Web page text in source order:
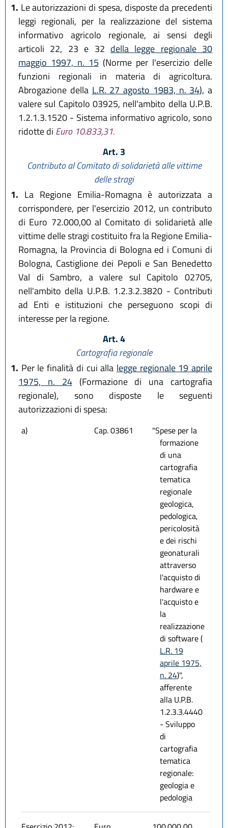
1. Le autorizzazioni di spesa, disposte da precedenti
leggi regionali, per la realizzazione del sistema
informativo agricolo regionale, ai sensi degli
articoli 22, 23 e 32 della legge regionale 30
maggio 1997, n. 15 (Norme per l'esercizio delle
funzioni regionali in materia di agricoltura.
Abrogazione della L.R. 27 agosto 1983, n. 34), a
valere sul Capitolo 03925, nell'ambito della U.P.B.
1.2.1.3.1520 - Sistema informativo agricolo, sono
ridotte di Euro 10.833,31.
Art. 3
Contributo al Comitato di solidarietà alle vittime
delle stragi
1. La Regione Emilia-Romagna è autorizzata a
corrispondere, per l'esercizio 2012, un contributo
di Euro 72.000,00 al Comitato di solidarietà alle
vittime delle stragi costituito fra la Regione Emilia-
Romagna, la Provincia di Bologna ed i Comuni di
Bologna, Castiglione dei Pepoli e San Benedetto
Val di Sambro, a valere sul Capitolo 02705,
nell'ambito della U.P.B. 1.2.3.2.3820 - Contributi
ad Enti e istituzioni che perseguono scopi di
interesse per la regione.
Art. 4
Cartografia regionale
1. Per le finalità di cui alla legge regionale 19 aprile
1975, n. 24(Formazione di una cartografia
regionale), sono disposte le seguenti
autorizzazioni di spesa:
a) Cap. 03861
"Spese per la
formazione
di una
cartografia
tematica
regionale
geologica,
pedologica,
pericolosità
e dei rischi
geonaturali
attraverso
l'acquisto di
hardware e
l'acquisto e
la
realizzazione
di software (
L.R. 19
aprile 1975,
n. 24)",
afferente
alla U.P.B.
1.2.3.3.4440
- Sviluppo
di
cartografia
tematica
regionale:
geologia e
pedologia